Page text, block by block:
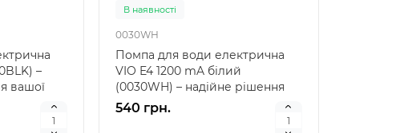
–
вашої
В наявностi
0030WH
Помпа для води електрична
VIO E4 1200 mA білий
(0030WH) – надійне рішення
для вашого дому Помпа для..
540 грн.